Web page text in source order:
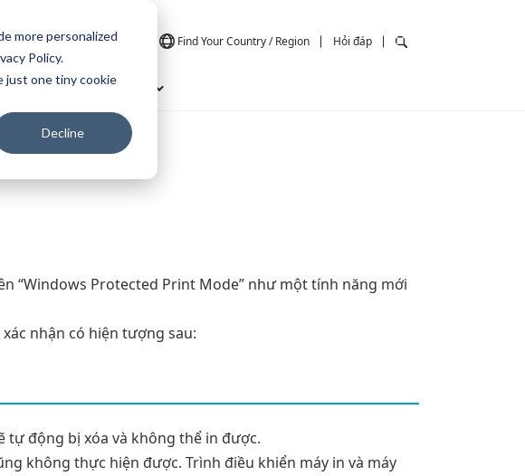
more personalized
Policy.
just one tiny cookie
Decline
Vietnam English Find Your Country / Region Hỏi đáp
Đối tác kinh doanh
“Windows Protected Print Mode” như một tính năng mới
nhận có hiện tượng sau:
tự động bị xóa và không thể in được.
không thực hiện được. Trình điều khiển máy in và máy